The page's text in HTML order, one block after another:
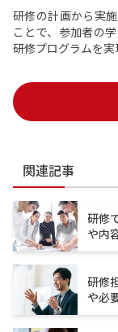
研修の計画から実
ことで、参加者の
研修プログラムを実
関連記事
研修
や内
研修
や必